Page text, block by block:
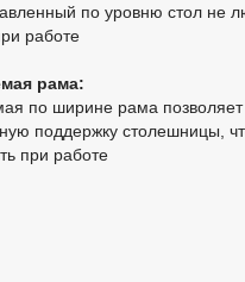
по уровню стол не
работе
рама:
по ширине рама позволяет
поддержку столешницы,
при работе